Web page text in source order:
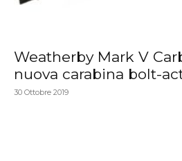
Weatherby Mark V
nuova carabina bolt-
30 Ottobre 2019